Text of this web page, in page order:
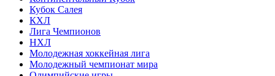
Кубок Салея
КХЛ
Лига Чемпионов
НХЛ
Молодежная хоккейная лига
Молодежный чемпионат мира